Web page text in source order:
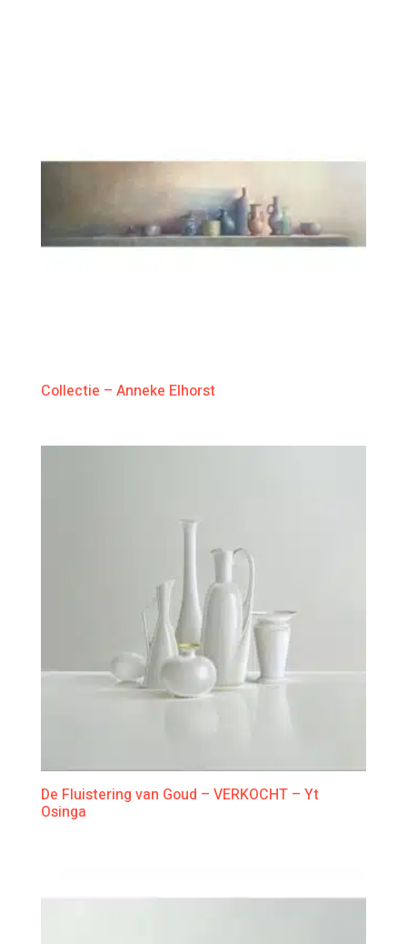
Collectie – Anneke Elhorst
De Fluistering van Goud – VERKOCHT – Yt
Osinga